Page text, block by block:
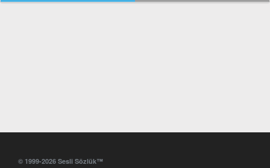
© 1999-2026 Sesli Sözlük™